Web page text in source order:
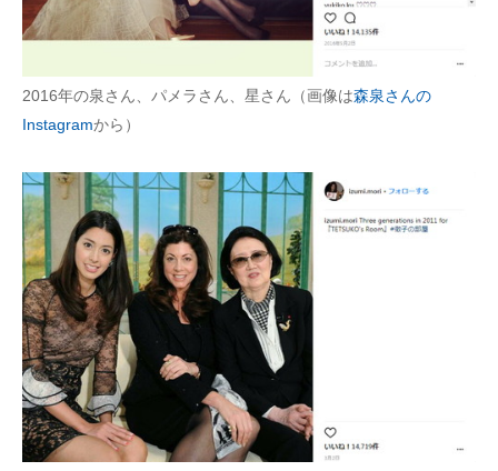
2016年の泉さん、パメラさん、星さん（画像は森泉さんの
Instagramから）